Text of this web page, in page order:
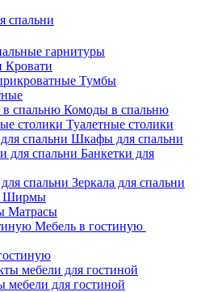
спальни
гарнитуры
Кровати
Тумбы
Комоды в спальню
Туалетные столики
Шкафы для спальни
Банкетки для
Зеркала для спальни
Ширмы
Матрасы
Мебель в гостиную
мебели для гостиной